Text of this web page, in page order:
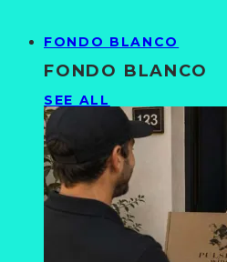
FONDO BLANCO
FONDO BLANCO
SEE ALL